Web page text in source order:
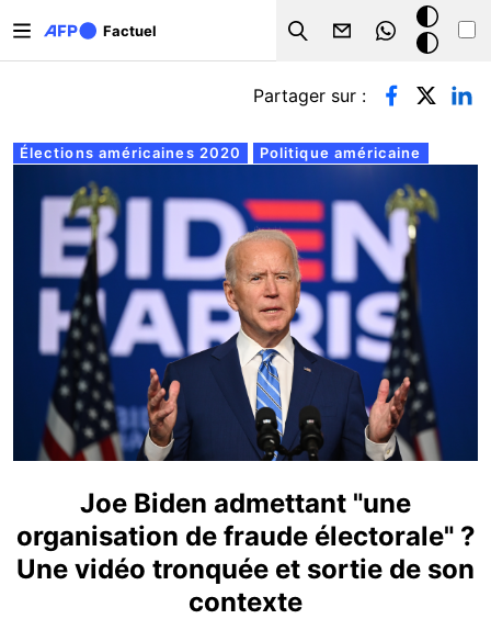
Factuel
Search
Mode
sombre
Onglets principaux
Élections américaines 2020 Politique américaine
Partager sur :
Joe Biden admettant "une
organisation de fraude électorale" ?
Une vidéo tronquée et sortie de son
contexte